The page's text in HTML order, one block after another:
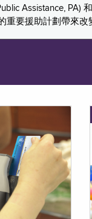
Assistance, PA)
重要援助計劃帶來改